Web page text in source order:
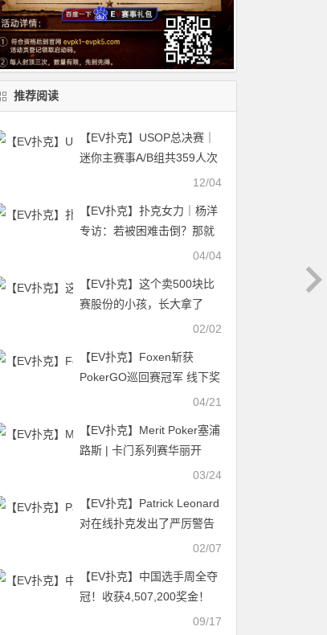
推荐阅读
【EV扑克】USOP总决赛｜
迷你主赛事A/B组共359人次
参赛45人晋级！期待明日
选手陆续摘冠！
12/04
【EV扑克】扑克女力｜杨洋
专访：若被困难击倒？那就
04/04
【EV扑克】这个卖500块比
赛股份的小孩，长大拿了
Triton豪客赛冠军又拿WSOP
02/02
【EV扑克】Foxen斩获
PokerGO巡回赛冠军 线下奖
04/21
【EV扑克】Merit Poker塞浦
路斯 | 卡门系列赛华丽开
赛，朱楠、孙云升晋级主赛
03/24
【EV扑克】Patrick Leonard
对在线扑克发出了严厉警告
Tony G接受采访透露拥有3
02/07
【EV扑克】中国选手周全夺
冠！收获4,507,200奖金！
09/17